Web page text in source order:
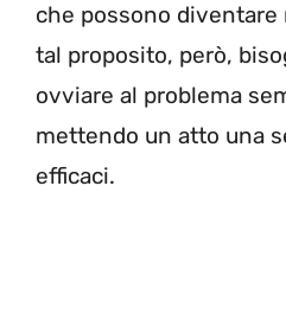
che possono
tal proposito, però,
ovviare al problema
mettendo un atto una
efficaci.